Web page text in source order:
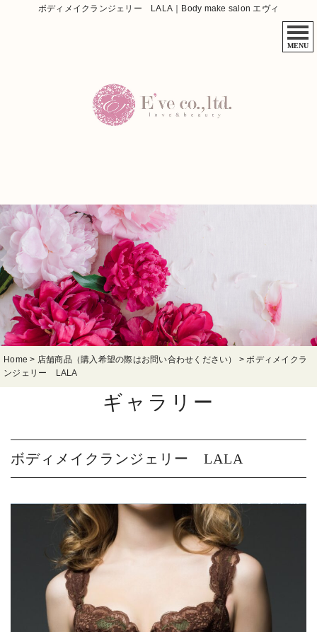
ボディメイクランジェリー LALA｜Body make salon エヴィ
MENU
Home > 店舗商品（購入希望の際はお問い合わせください） >ボディメイクラ
ンジェリー LALA
ギャラリー
ボディメイクランジェリー LALA